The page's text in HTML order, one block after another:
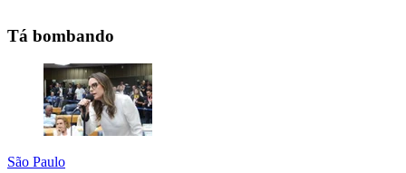
Tá bombando
São Paulo